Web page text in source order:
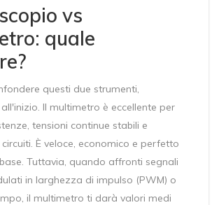
vs
quale
questi due strumenti,
Il multimetro è eccellente per
tensioni continue stabili e
È veloce, economico e perfetto
Tuttavia, quando affronti segnali
in larghezza di impulso (PWM) o
il multimetro ti darà valori medi